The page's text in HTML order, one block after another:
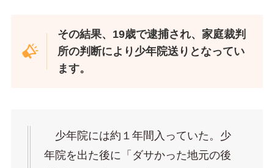
その結果、19歳で逮捕され、家庭裁判
所の判断により少年院送りとなってい
ます。
少年院には約１年間入っていた。少
年院を出た後に「ダサかった地元の後